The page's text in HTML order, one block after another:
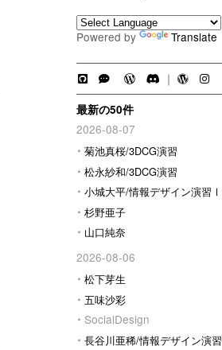
Powered by Translate
｜
最新の50件
2026-08-07
菊池真桜/3DCG演習
松永紗和/3DCG演習
小城大平/情報デザイン演習Ⅰ
杉野亜子
山口純奈
2026-08-06
松下芽生
五味沙彩
SocialDesign
長谷川亜稀/情報デザイン演習